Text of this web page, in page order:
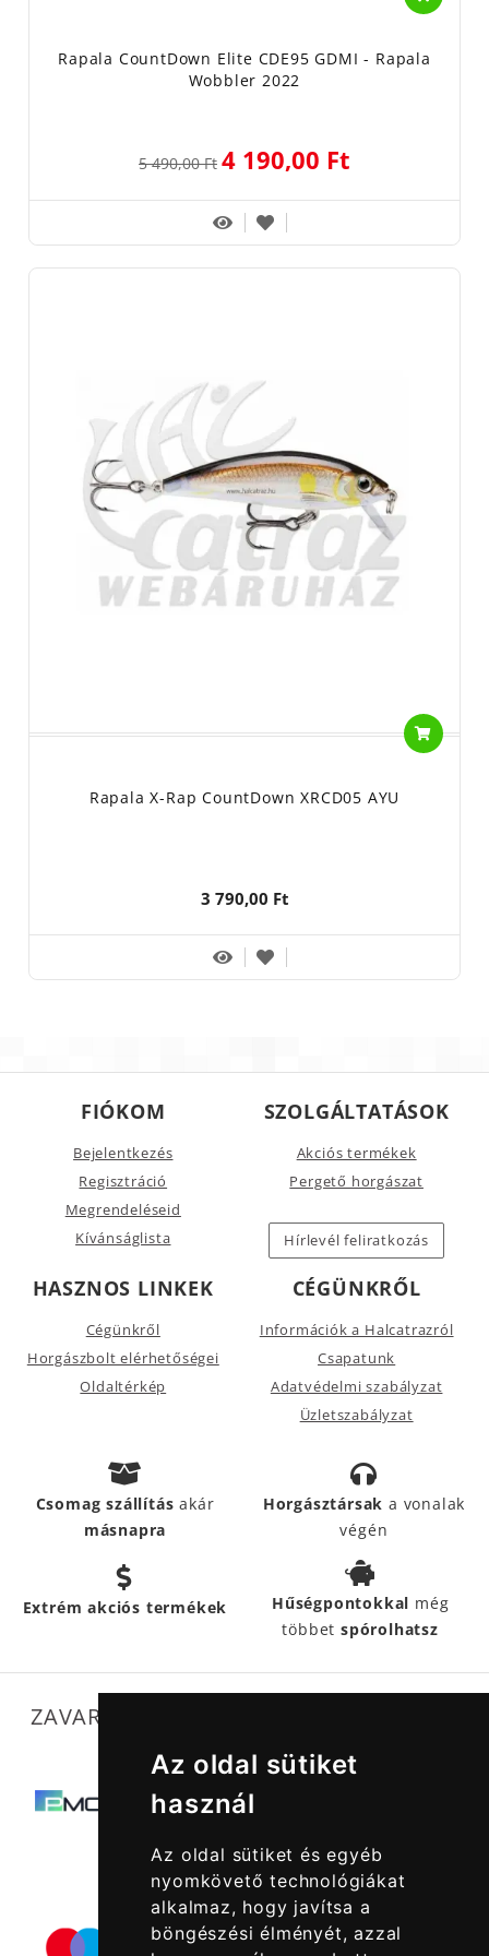
Az oldal sütiket
használ
Az oldal sütiket és egyéb
nyomkövető technológiákat
alkalmaz, hogy javítsa a
böngészési élményét, azzal
Rapala CountDown Elite CDE95 GDMI - Rapala
Wobbler 2022
5 490,00 Ft 4 190,00 Ft
Rapala X-Rap CountDown XRCD05 AYU
3 790,00 Ft
FIÓKOM
Bejelentkezés
Regisztráció
Megrendeléseid
Kívánságlista
SZOLGÁLTATÁSOK
Akciós termékek
Pergető horgászat
Hírlevél feliratkozás
HASZNOS LINKEK
Cégünkről
Horgászbolt elérhetőségei
Oldaltérkép
CÉGÜNKRŐL
Információk a Halcatrazról
Csapatunk
Adatvédelmi szabályzat
Üzletszabályzat
Csomag szállításakár
másnapra
Horgásztársak a vonalak
végén
Extrém akciós termékek Hűségpontokkal még
többetspórolhatsz
ZAVARTALAN MŰKÖDÉSÜNKET SEGÍTIK